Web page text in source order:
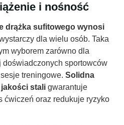
i nośność
drążka sufitowego wynosi
dla wielu osób. Taka
wyborem zarówno dla
doświadczonych sportowców
treningowe. Solidna
stali gwarantuje
ćwiczeń oraz redukuje ryzyko